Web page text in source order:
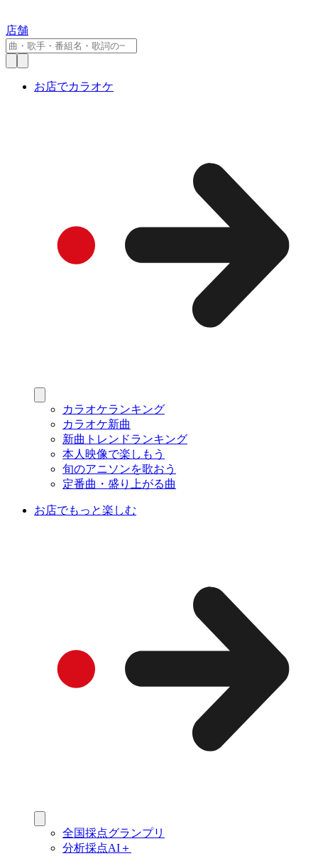
店舗
お店でカラオケ
カラオケランキング
カラオケ新曲
新曲トレンドランキング
本人映像で楽しもう
旬のアニソンを歌おう
定番曲・盛り上がる曲
お店でもっと楽しむ
全国採点グランプリ
分析採点AI＋